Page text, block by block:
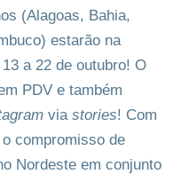
(Alagoas, Bahia,
estarão na
a 22 de outubro! O
PDV e também
via stories! Com
compromisso de
Nordeste em conjunto